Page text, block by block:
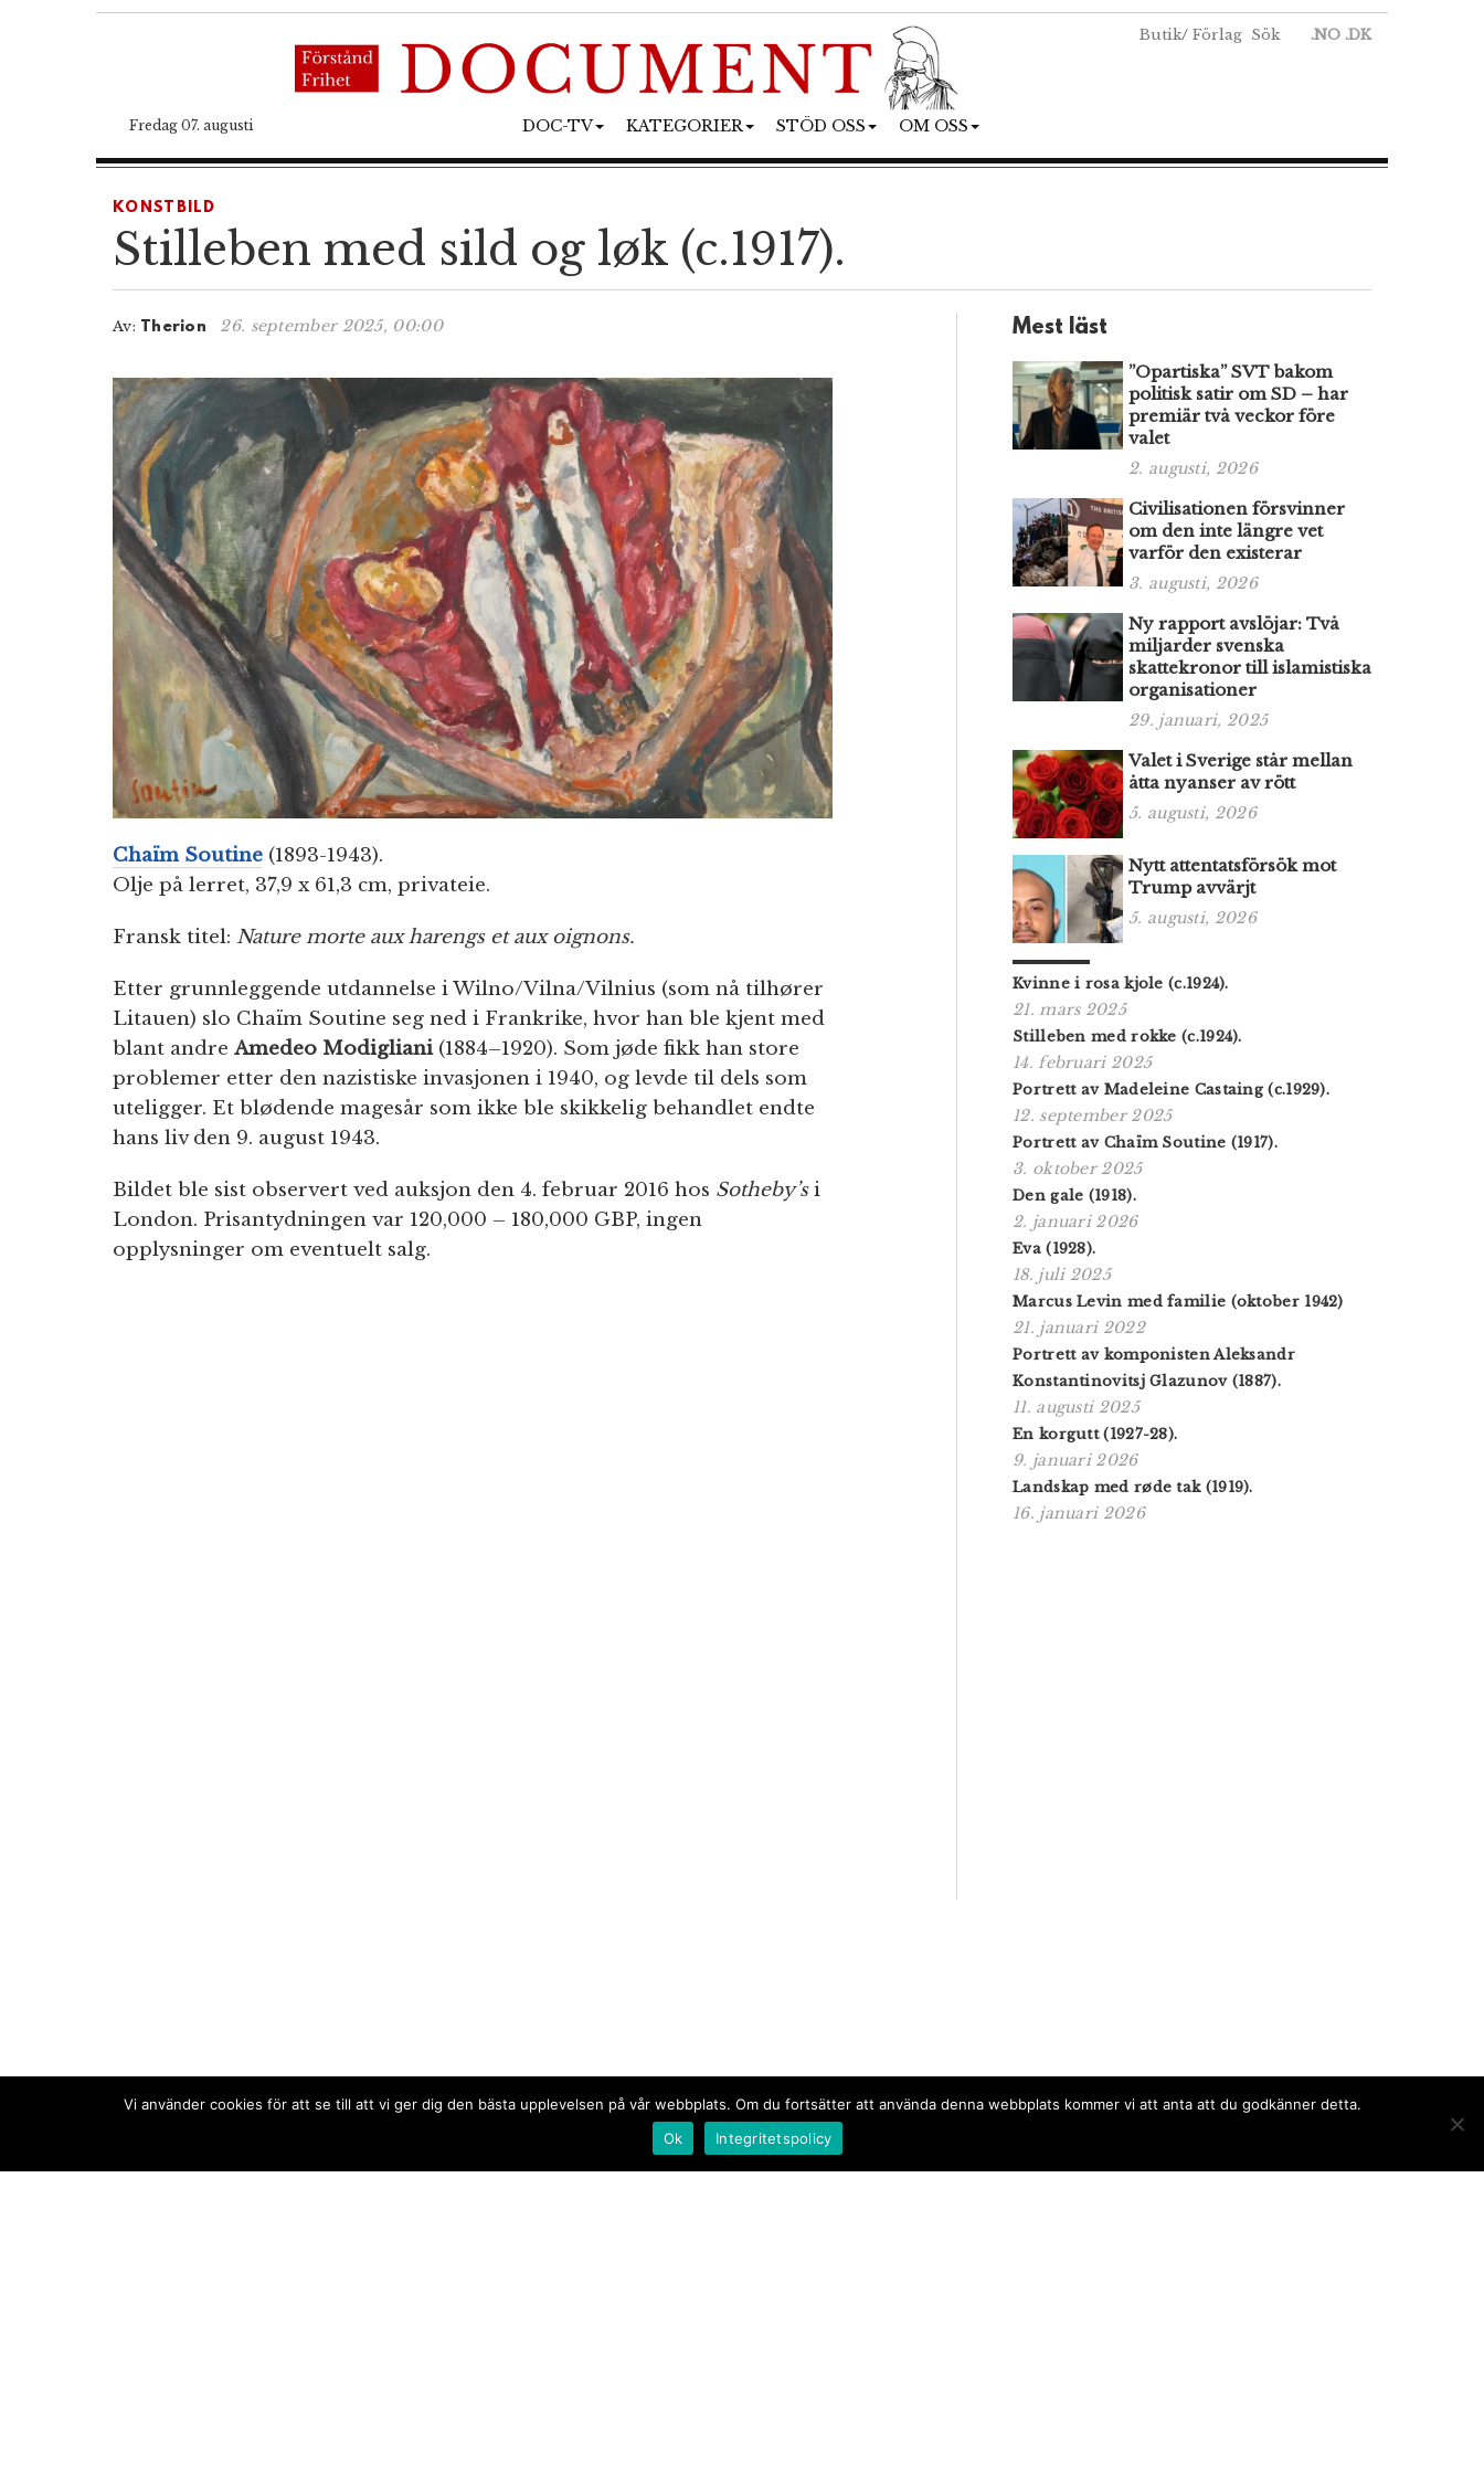
Butik/ Förlag Sök .NO .DK
Fredag 07. augusti DOC-TV KATEGORIER STÖD OSS OM OSS
KONSTBILD
Stilleben med sild og løk (c.1917).
Av: Therion 26. september 2025, 00:00
Chaïm Soutine (1893-1943).
Olje på lerret, 37,9 x 61,3 cm, privateie.
Fransk titel: Nature morte aux harengs et aux oignons.
Etter grunnleggende utdannelse i Wilno/Vilna/Vilnius (som nå tilhører
Litauen) slo Chaïm Soutine seg ned i Frankrike, hvor han ble kjent med
blant andre Amedeo Modigliani(1884–1920). Som jøde fikk han store
problemer etter den nazistiske invasjonen i 1940, og levde til dels som
uteligger. Et blødende magesår som ikke ble skikkelig behandlet endte
hans liv den 9. august 1943.
Bildet ble sist observert ved auksjon den 4. februar 2016 hos Sotheby’si
London. Prisantydningen var 120,000 – 180,000 GBP, ingen
opplysninger om eventuelt salg.
Mest läst
”Opartiska” SVT bakom
politisk satir om SD – har
premiär två veckor före
valet
2. augusti, 2026
Civilisationen försvinner
om den inte längre vet
varför den existerar
3. augusti, 2026
Ny rapport avslöjar: Två
miljarder svenska
skattekronor till islamistiska
organisationer
29. januari, 2025
Valet i Sverige står mellan
åtta nyanser av rött
5. augusti, 2026
Nytt attentatsförsök mot
Trump avvärjt
5. augusti, 2026
Kvinne i rosa kjole (c.1924).
21. mars 2025
Stilleben med rokke (c.1924).
14. februari 2025
Portrett av Madeleine Castaing (c.1929).
12. september 2025
Portrett av Chaïm Soutine (1917).
3. oktober 2025
Den gale (1918).
2. januari 2026
Eva (1928).
18. juli 2025
Marcus Levin med familie (oktober 1942)
21. januari 2022
Portrett av komponisten Aleksandr
Konstantinovitsj Glazunov (1887).
11. augusti 2025
En korgutt (1927-28).
9. januari 2026
Landskap med røde tak (1919).
16. januari 2026
Vi använder cookies för att se till att vi ger dig den bästa upplevelsen på vår webbplats. Om du fortsätter att använda denna webbplats kommer vi att anta att du godkänner detta.
Ok
Integritetspolicy